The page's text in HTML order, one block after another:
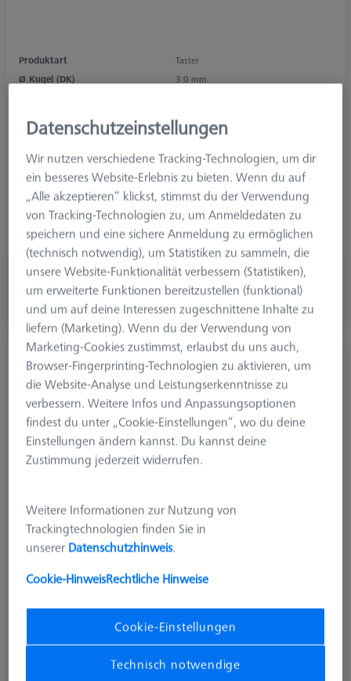
Produktart
Taster
Ø Kugel (DK)
3.0 mm
Siliziumnitrid
Tastelement
Kugel
Schaftmaterial
Hartmetall
System
M3 XXT
Messlänge (ML)
31.0 mm
Ø Schaft (DS)
1.5 mm
Tasterform
Gerade
CHF 66.00
zzgl. USt.
In Kürze Verfügbar
Taster gerade M3 XXT, DK3 L37
626103-0355-037
Datenschutzeinstellungen
Wir nutzen verschiedene Tracking-Technologien, um dir
ein besseres Website-Erlebnis zu bieten. Wenn du auf
„Alle akzeptieren“ klickst, stimmst du der Verwendung
von Tracking-Technologien zu, um Anmeldedaten zu
speichern und eine sichere Anmeldung zu ermöglichen
(technisch notwendig), um Statistiken zu sammeln, die
unsere Website-Funktionalität verbessern (Statistiken),
um erweiterte Funktionen bereitzustellen (funktional)
und um auf deine Interessen zugeschnittene Inhalte zu
liefern (Marketing). Wenn du der Verwendung von
Marketing-Cookies zustimmst, erlaubst du uns auch,
Browser-Fingerprinting-Technologien zu aktivieren, um
die Website-Analyse und Leistungserkenntnisse zu
verbessern. Weitere Infos und Anpassungsoptionen
findest du unter „Cookie-Einstellungen“, wo du deine
Einstellungen ändern kannst. Du kannst deine
Zustimmung jederzeit widerrufen.
Weitere Informationen zur Nutzung von
Trackingtechnologien finden Sie in
unserer Datenschutzhinweis.
Cookie-HinweisRechtliche Hinweise
Cookie-Einstellungen
Technisch notwendige